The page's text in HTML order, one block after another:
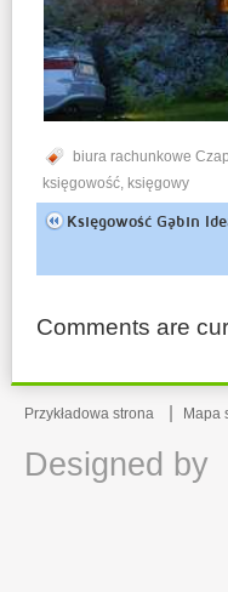
biura rachunkowe
księgowość, księgowy
Księgowość Gąbin
Comments are
Przykładowa strona Mapa
Designed by